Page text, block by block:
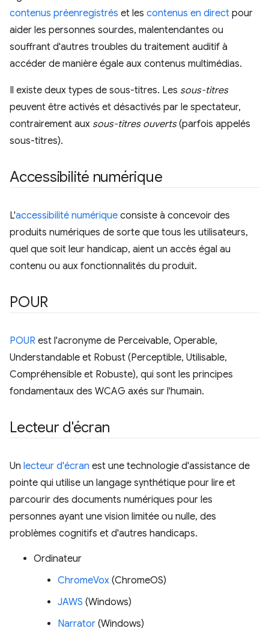
contenus préenregistrés et les contenus en direct pour
aider les personnes sourdes, malentendantes ou
souffrant d'autres troubles du traitement auditif à
accéder de manière égale aux contenus multimédias.
Il existe deux types de sous-titres. Les sous-titres
peuvent être activés et désactivés par le spectateur,
contrairement aux sous-titres ouverts(parfois appelés
sous-titres).
Accessibilité numérique
L'accessibilité numérique consiste à concevoir des
produits numériques de sorte que tous les utilisateurs,
quel que soit leur handicap, aient un accès égal au
contenu ou aux fonctionnalités du produit.
POUR
POUR est l'acronyme de Perceivable, Operable,
Understandable et Robust (Perceptible, Utilisable,
Compréhensible et Robuste), qui sont les principes
fondamentaux des WCAG axés sur l'humain.
Lecteur d'écran
Un lecteur d'écran est une technologie d'assistance de
pointe qui utilise un langage synthétique pour lire et
parcourir des documents numériques pour les
personnes ayant une vision limitée ou nulle, des
problèmes cognitifs et d'autres handicaps.
Ordinateur
ChromeVox (ChromeOS)
JAWS (Windows)
Narrator (Windows)